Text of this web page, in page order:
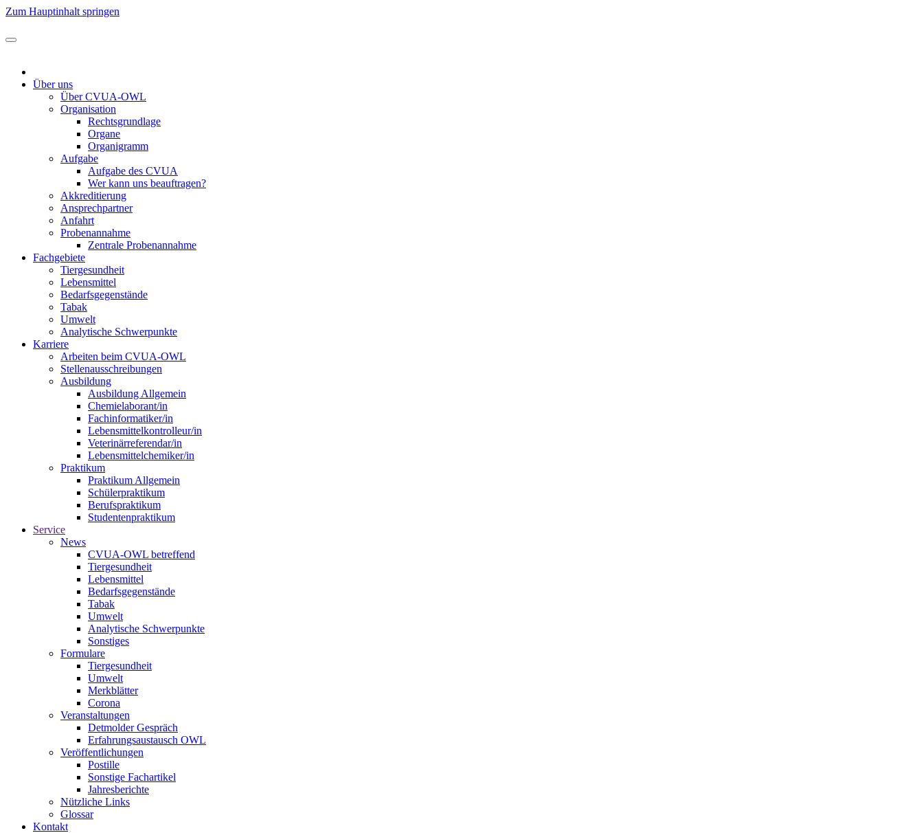
Zum Hauptinhalt springen
Über uns
Über CVUA-OWL
Organisation
Rechtsgrundlage
Organe
Organigramm
Aufgabe
Aufgabe des CVUA
Wer kann uns beauftragen?
Akkreditierung
Ansprechpartner
Anfahrt
Probenannahme
Zentrale Probenannahme
Fachgebiete
Tiergesundheit
Lebensmittel
Bedarfsgegenstände
Tabak
Umwelt
Analytische Schwerpunkte
Karriere
Arbeiten beim CVUA-OWL
Stellenausschreibungen
Ausbildung
Ausbildung Allgemein
Chemielaborant/in
Fachinformatiker/in
Lebensmittelkontrolleur/in
Veterinärreferendar/in
Lebensmittelchemiker/in
Praktikum
Praktikum Allgemein
Schülerpraktikum
Berufspraktikum
Studentenpraktikum
Service
News
CVUA-OWL betreffend
Tiergesundheit
Lebensmittel
Bedarfsgegenstände
Tabak
Umwelt
Analytische Schwerpunkte
Sonstiges
Formulare
Tiergesundheit
Umwelt
Merkblätter
Corona
Veranstaltungen
Detmolder Gespräch
Erfahrungsaustausch OWL
Veröffentlichungen
Postille
Sonstige Fachartikel
Jahresberichte
Nützliche Links
Glossar
Kontakt